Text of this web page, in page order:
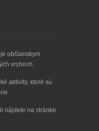
občianskym
vrchoch.
aktivity, ktoré sú
nájdete na stránke